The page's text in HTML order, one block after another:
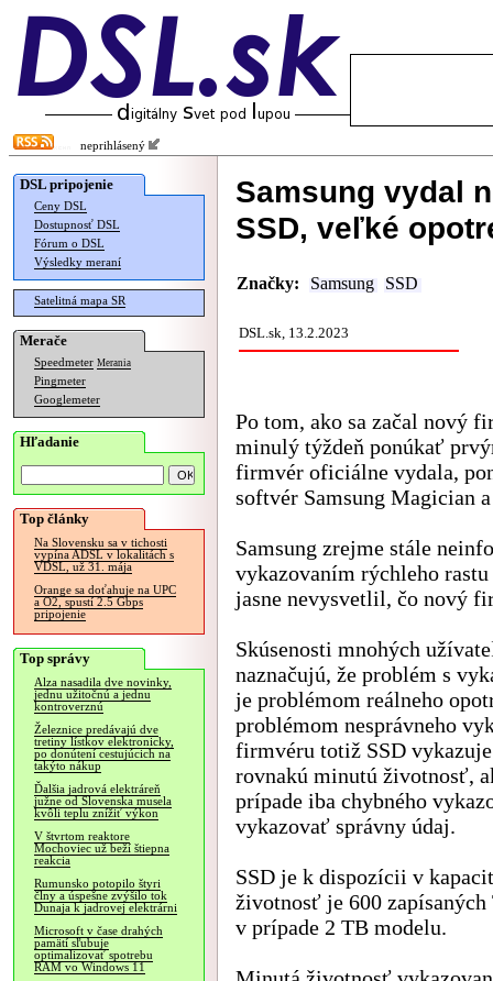
neprihlásený
DSL pripojenie
Ceny DSL
Dostupnosť DSL
Fórum o DSL
Výsledky meraní
Satelitná mapa SR
Merače
Speedmeter Merania
Pingmeter
Googlemeter
Hľadanie
Top články
Na Slovensku sa v tichosti
vypína ADSL v lokalitách s
VDSL, už 31. mája
Orange sa doťahuje na UPC
a O2, spustí 2.5 Gbps
pripojenie
Top správy
Alza nasadila dve novinky,
jednu užitočnú a jednu
kontroverznú
Železnice predávajú dve
tretiny lístkov elektronicky,
po donútení cestujúcich na
takýto nákup
Ďalšia jadrová elektráreň
južne od Slovenska musela
kvôli teplu znížiť výkon
V štvrtom reaktore
Mochoviec už beží štiepna
reakcia
Rumunsko potopilo štyri
člny a úspešne zvýšilo tok
Dunaja k jadrovej elektrárni
Microsoft v čase drahých
pamätí sľubuje
optimalizovať spotrebu
RAM vo Windows 11
Samsung vydal
SSD, veľké
Značky: Samsung SSD
DSL.sk, 13.2.2023
Po tom, ako sa začal nový
minulý týždeň ponúkať
firmvér oficiálne vydala,
softvér Samsung Magician
Samsung zrejme stále
vykazovaním rýchleho
jasne nevysvetlil, čo nový
Skúsenosti mnohých
naznačujú, že problém s
je problémom reálneho
problémom nesprávneho
firmvéru totiž SSD
rovnakú minutú životnosť,
prípade iba chybného
vykazovať správny údaj.
SSD je k dispozícii v
životnosť je 600
v prípade 2 TB modelu.